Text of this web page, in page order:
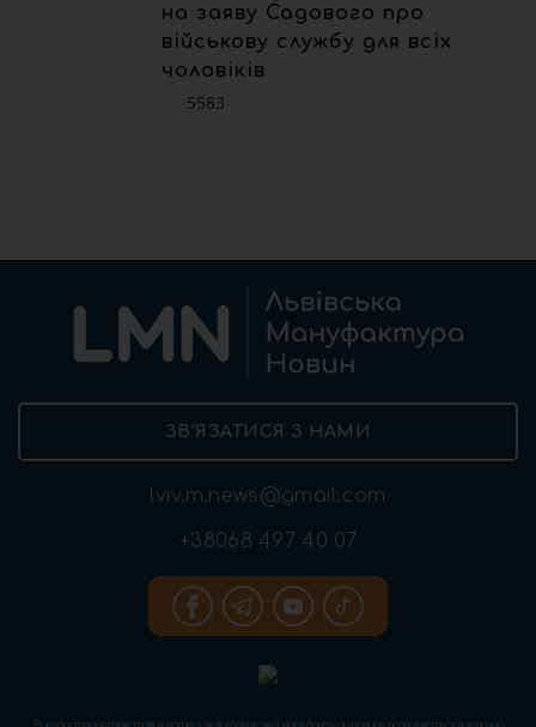
на заяву Садового про
військову службу для всіх
чоловіків
5583
ЗВ’ЯЗАТИСЯ З НАМИ
lviv.m.news@gmail.com
+38068 497 40 07